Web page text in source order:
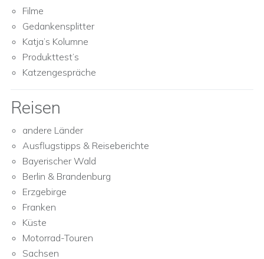
Filme
Gedankensplitter
Katja’s Kolumne
Produkttest’s
Katzengespräche
Reisen
andere Länder
Ausflugstipps & Reiseberichte
Bayerischer Wald
Berlin & Brandenburg
Erzgebirge
Franken
Küste
Motorrad-Touren
Sachsen